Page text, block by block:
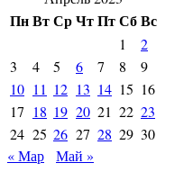
ПнВтСрЧтПтСбВс
1
2
3
4 5 6 7 8
9
10 11 12 13 14 15 16
17 18 19 20 21 22 23
24 25 26 27 28 29 30
« Мар
Май »